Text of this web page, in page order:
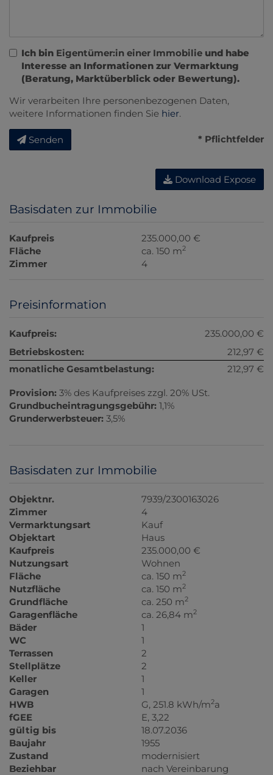
Ich bin Eigentümer:in einer Immobilie und habe
Interesse an Informationen zur Vermarktung
(Beratung, Marktüberblick oder Bewertung).
Wir verarbeiten Ihre personenbezogenen Daten,
weitere Informationen finden Sie hier.
Senden * Pflichtfelder
Download Expose
Basisdaten zur Immobilie
Kaufpreis
235.000,00 €
Fläche
ca. 150 m2
Zimmer 4
Preisinformation
Kaufpreis:
235.000,00 €
Betriebskosten:
212,97 €
monatliche Gesamtbelastung:
212,97 €
Provision: 3% des Kaufpreises zzgl. 20% USt.
Grundbucheintragungsgebühr: 1,1%
Grunderwerbsteuer: 3,5%
Basisdaten zur Immobilie
Objektnr.
7939/2300163026
Zimmer
4
Vermarktungsart
Kauf
Objektart
Haus
Kaufpreis
235.000,00 €
Nutzungsart
Wohnen
Fläche
ca. 150 m2
Nutzfläche ca. 150 m2
Grundfläche ca. 250 m2
Garagenfläche ca. 26,84 m2
Bäder
1
WC
1
Terrassen
2
Stellplätze
2
Keller
1
Garagen
1
HWB
G, 251.8 kWh/m2a
fGEE
E, 3,22
gültig bis
18.07.2036
Baujahr
1955
Zustand
modernisiert
Beziehbar
nach Vereinbarung